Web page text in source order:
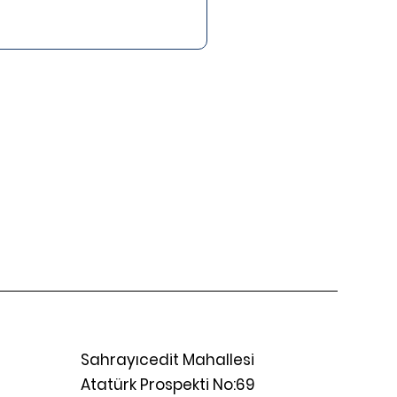
Sahrayıcedit Mahallesi
Atatürk Prospekti No:69